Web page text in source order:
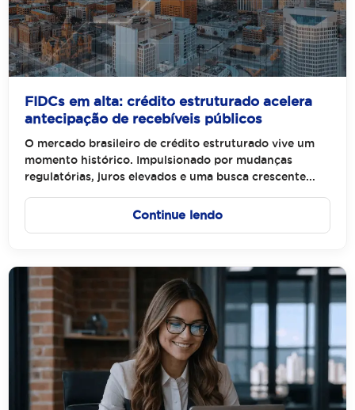
FIDCs em alta: crédito estruturado acelera
antecipação de recebíveis públicos
O mercado brasileiro de crédito estruturado vive um
momento histórico. Impulsionado por mudanças
regulatórias, juros elevados e uma busca crescente...
Continue lendo